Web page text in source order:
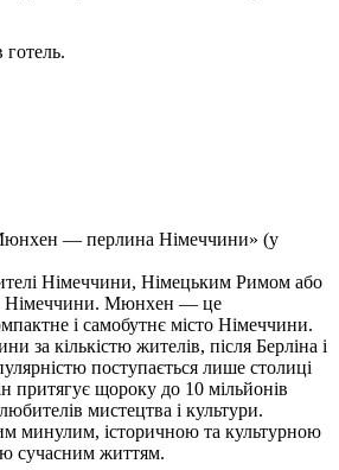
готель.
— перлина Німеччини» (у
Німеччини, Німецьким Римом або
Німеччини. Мюнхен — це
і самобутнє місто Німеччини.
за кількістю жителів, після Берліна і
поступається лише столиці
притягує щороку до 10 мільйонів
мистецтва і культури.
минулим, історичною та культурною
сучасним життям.